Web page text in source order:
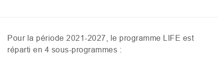
Pour la période 2021-2027, le programme LIFE est
réparti en 4 sous-programmes :